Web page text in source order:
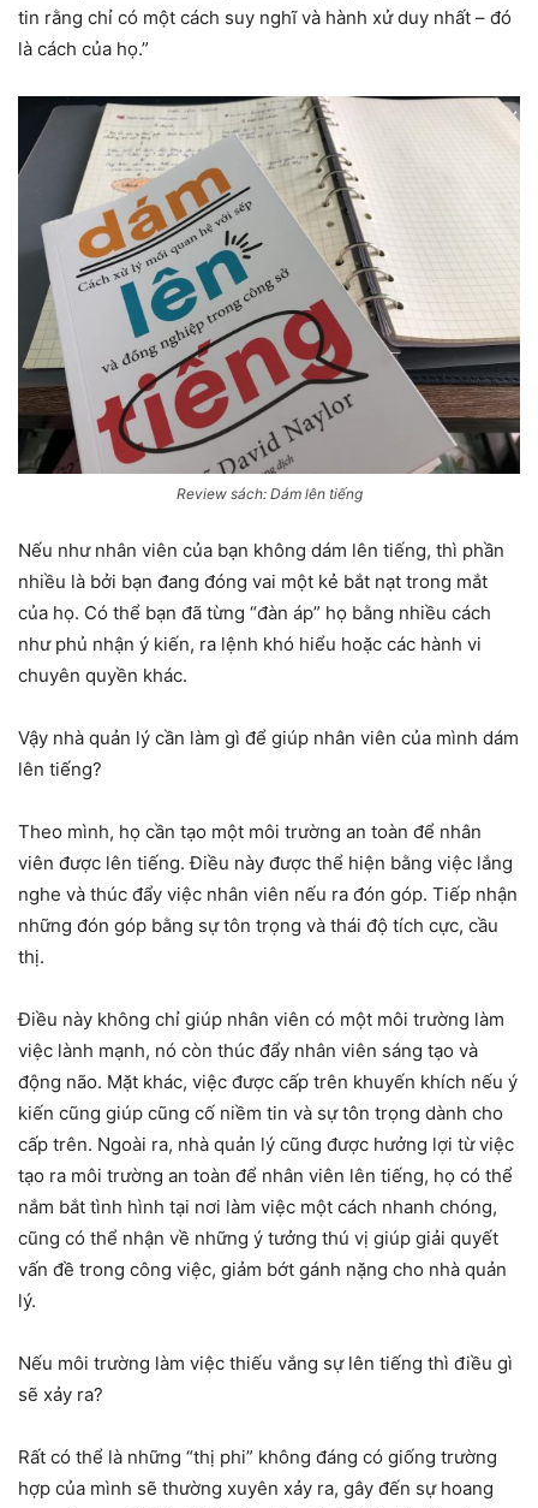
tin rằng chỉ có một cách suy nghĩ và hành xử duy nhất – đó
là cách của họ.”
Review sách: Dám lên tiếng
Nếu như nhân viên của bạn không dám lên tiếng, thì phần
nhiều là bởi bạn đang đóng vai một kẻ bắt nạt trong mắt
của họ. Có thể bạn đã từng “đàn áp” họ bằng nhiều cách
như phủ nhận ý kiến, ra lệnh khó hiểu hoặc các hành vi
chuyên quyền khác.
Vậy nhà quản lý cần làm gì để giúp nhân viên của mình dám
lên tiếng?
Theo mình, họ cần tạo một môi trường an toàn để nhân
viên được lên tiếng. Điều này được thể hiện bằng việc lắng
nghe và thúc đẩy việc nhân viên nếu ra đón góp. Tiếp nhận
những đón góp bằng sự tôn trọng và thái độ tích cực, cầu
thị.
Điều này không chỉ giúp nhân viên có một môi trường làm
việc lành mạnh, nó còn thúc đẩy nhân viên sáng tạo và
động não. Mặt khác, việc được cấp trên khuyến khích nếu ý
kiến cũng giúp cũng cố niềm tin và sự tôn trọng dành cho
cấp trên. Ngoài ra, nhà quản lý cũng được hưởng lợi từ việc
tạo ra môi trường an toàn để nhân viên lên tiếng, họ có thể
nắm bắt tình hình tại nơi làm việc một cách nhanh chóng,
cũng có thể nhận về những ý tưởng thú vị giúp giải quyết
vấn đề trong công việc, giảm bớt gánh nặng cho nhà quản
lý.
Nếu môi trường làm việc thiếu vắng sự lên tiếng thì điều gì
sẽ xảy ra?
Rất có thể là những “thị phi” không đáng có giống trường
hợp của mình sẽ thường xuyên xảy ra, gây đến sự hoang